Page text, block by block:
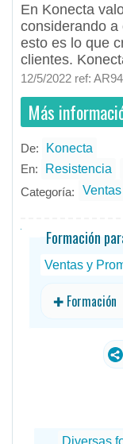
En Konecta
considerando
esto es lo que
clientes.
12/5/2022 ref:
Más
De: Konecta
En: Resistencia
Categoría:
Ventas
Formación
Ventas y
✚ Formación